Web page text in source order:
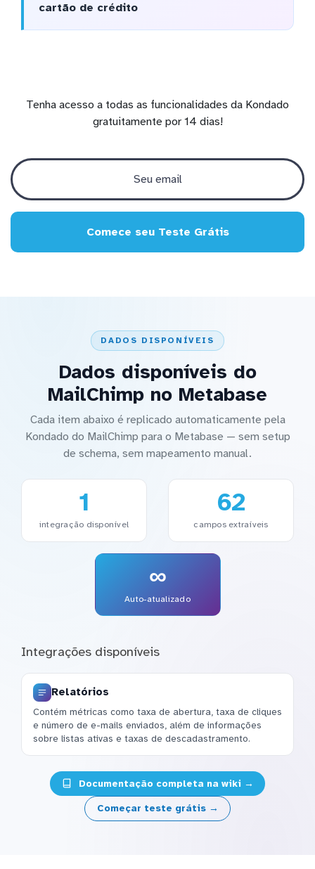
cartão de crédito
Tenha acesso a todas as funcionalidades da Kondado
gratuitamente por 14 dias!
Comece seu Teste Grátis
DADOS DISPONÍVEIS
Dados disponíveis do
MailChimp no Metabase
Cada item abaixo é replicado automaticamente pela
Kondado do MailChimp para o Metabase — sem setup
de schema, sem mapeamento manual.
1
integração disponível
62
campos extraíveis
∞
Auto-atualizado
Integrações disponíveis
Relatórios
Contém métricas como taxa de abertura, taxa de cliques
e número de e-mails enviados, além de informações
sobre listas ativas e taxas de descadastramento.
Documentação completa na wiki →
Começar teste grátis →